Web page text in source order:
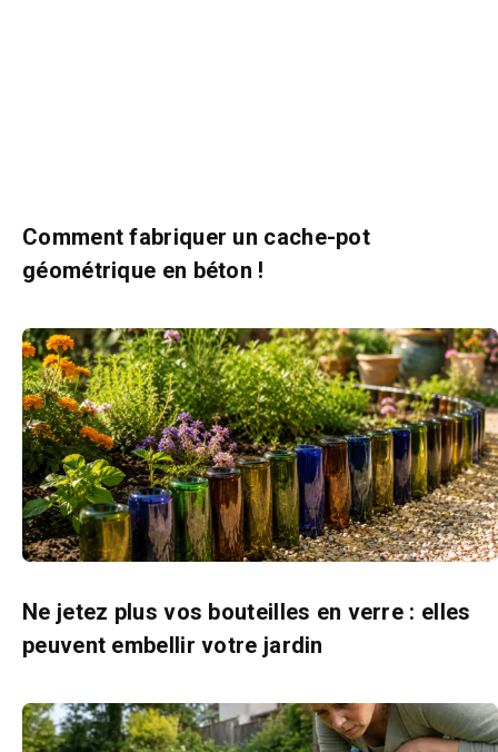
Comment fabriquer un cache-pot
géométrique en béton !
Ne jetez plus vos bouteilles en verre : elles
peuvent embellir votre jardin